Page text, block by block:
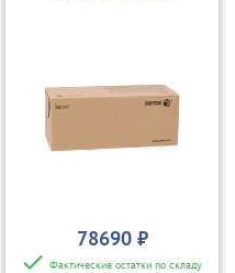
78690 ₽
Фактические остатки по складу